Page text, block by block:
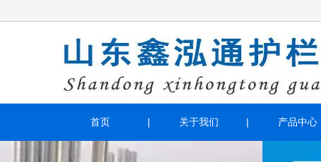
首页 关于我们 产品中心